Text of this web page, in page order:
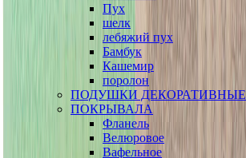
Пух
шелк
лебяжий пух
Бамбук
Кашемир
поролон
ПОДУШКИ ДЕКОРАТИВНЫЕ
ПОКРЫВАЛА
Фланель
Велюровое
Вафельное